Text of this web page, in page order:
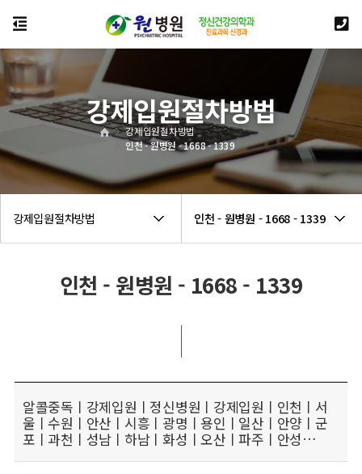
강제입원절차방법 인천 - 원병원 - 1668 - 1339
강제입원절차방법
인천 - 원병원 - 1668 - 1339
강제입원절차방법
인천 - 원병원 - 1668 - 1339
알콜중독ㅣ강제입원ㅣ정신병원ㅣ강제입원ㅣ인천ㅣ서
울ㅣ수원ㅣ안산ㅣ시흥ㅣ광명ㅣ용인ㅣ일산ㅣ안양ㅣ군
포ㅣ과천ㅣ성남ㅣ하남ㅣ화성ㅣ오산ㅣ파주ㅣ안성…